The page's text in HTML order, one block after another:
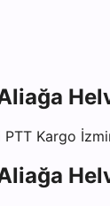
PTT Kargo